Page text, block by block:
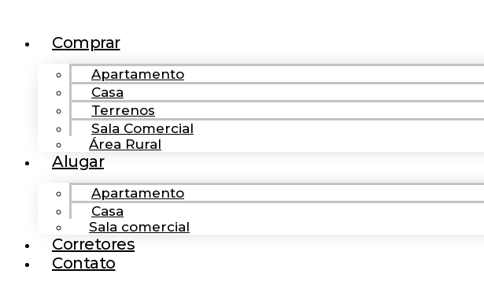
Comprar
Apartamento
Casa
Terrenos
Sala Comercial
Área Rural
Alugar
Apartamento
Casa
Sala comercial
Corretores
Contato